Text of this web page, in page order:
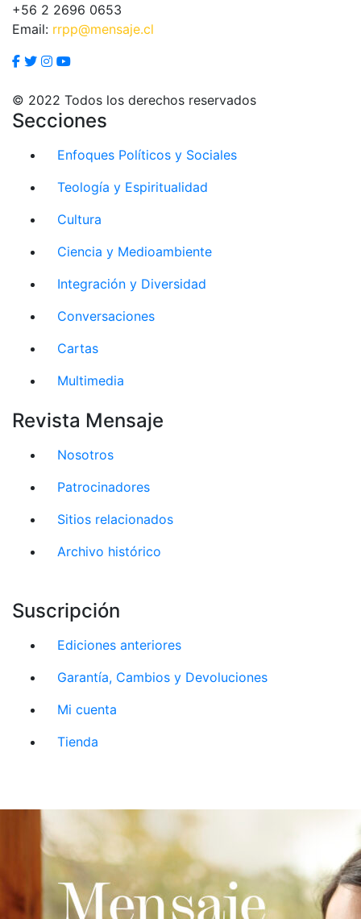
+56 2 2696 0653
Email: rrpp@mensaje.cl
© 2022 Todos los derechos reservados
Secciones
Enfoques Políticos y Sociales
Teología y Espiritualidad
Cultura
Ciencia y Medioambiente
Integración y Diversidad
Conversaciones
Cartas
Multimedia
Revista Mensaje
Nosotros
Patrocinadores
Sitios relacionados
Archivo histórico
Suscripción
Ediciones anteriores
Garantía, Cambios y Devoluciones
Mi cuenta
Tienda